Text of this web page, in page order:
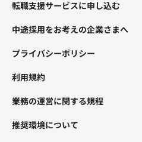
転職支援サービスに申し込む
中途採用をお考えの企業さまへ
プライバシーポリシー
利用規約
業務の運営に関する規程
推奨環境について